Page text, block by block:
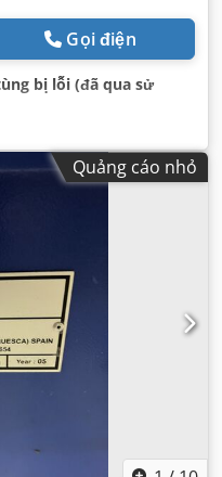
Gọi điện
bị lỗi (đã qua sử
Quảng cáo nhỏ